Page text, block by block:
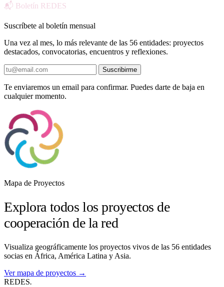
📬 Boletín REDES
Suscríbete al boletín mensual
Una vez al mes, lo más relevante de las 56 entidades: proyectos
destacados, convocatorias, encuentros y reflexiones.
Suscribirme
Te enviaremos un email para confirmar. Puedes darte de baja en
cualquier momento.
Mapa de Proyectos
Explora todos los proyectos de
cooperación de la red
Visualiza geográficamente los proyectos vivos de las 56 entidades
socias en África, América Latina y Asia.
Ver mapa de proyectos →
REDES.